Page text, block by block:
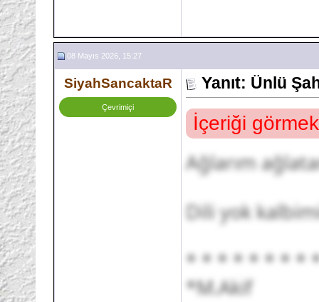
08 Mayıs 2026, 15:27
SiyahSancaktaR
Çevrimiçi
Yanıt: Ünlü
İçeriği
Ağlarım
Dili yok
* * * * * * * *
*M.Akif